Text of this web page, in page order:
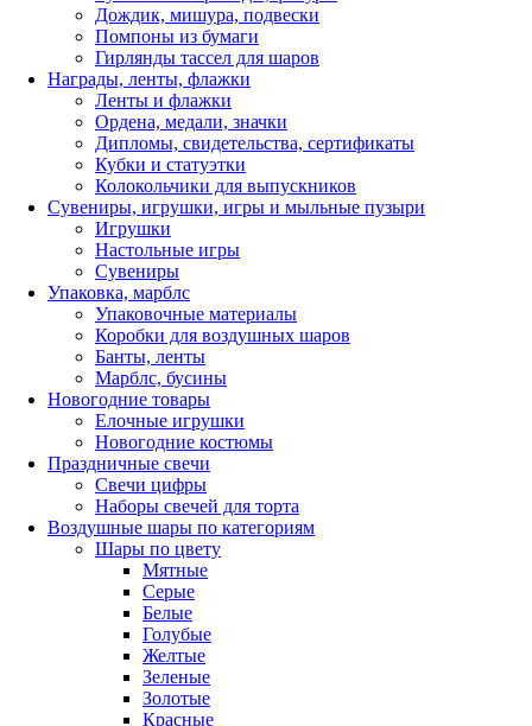
Дождик, мишура, подвески
Помпоны из бумаги
Гирлянды тассел для шаров
Награды, ленты, флажки
Ленты и флажки
Ордена, медали, значки
Дипломы, свидетельства, сертификаты
Кубки и статуэтки
Колокольчики для выпускников
Сувениры, игрушки, игры и мыльные пузыри
Игрушки
Настольные игры
Сувениры
Упаковка, марблс
Упаковочные материалы
Коробки для воздушных шаров
Банты, ленты
Марблс, бусины
Новогодние товары
Елочные игрушки
Новогодние костюмы
Праздничные свечи
Свечи цифры
Наборы свечей для торта
Воздушные шары по категориям
Шары по цвету
Мятные
Серые
Белые
Голубые
Желтые
Зеленые
Золотые
Красные